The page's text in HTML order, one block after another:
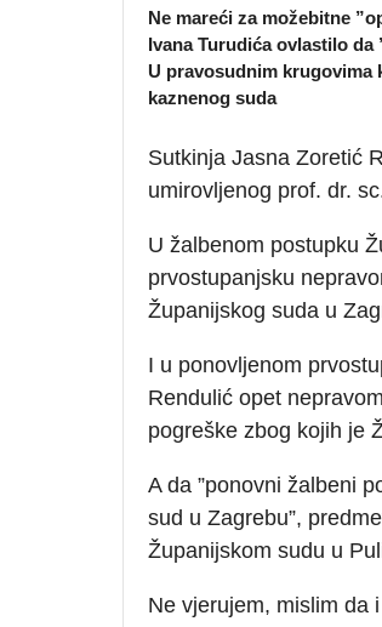
Ne mareći za možebitne
Ivana Turudića ovlastilo da
U pravosudnim krugovima
kaznenog suda
Sutkinja Jasna Zoretić
umirovljenog prof. dr.
U žalbenom postupku
prvostupanjsku
Županijskog suda u
I u ponovljenom
Rendulić opet
pogreške zbog kojih je
A da ”ponovni žalbeni
sud u Zagrebu”,
Županijskom sudu u
Ne vjerujem, mislim da